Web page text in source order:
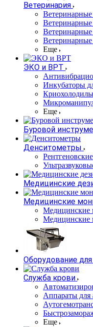
Ветеринария
Еще
ЭКО и ВРТ
Инкубаторы
Еще
Буровой
Денситометры
Медицинские
Медицинские
Медицинские
Медицинские
Оборудование
Служба крови
Аппараты для
Еще